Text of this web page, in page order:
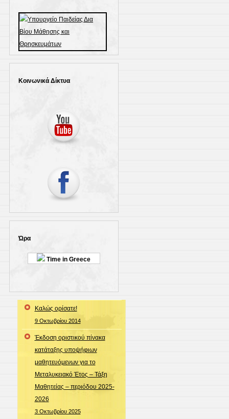
Κοινωνικά Δίκτυα
Ώρα
Time in Greece
Καλώς ορίσατε!
9 Οκτωβρίου 2014
Έκδοση οριστικού πίνακα
κατάταξης υποψήφιων
μαθητευόμενων για το
Μεταλυκειακό Έτος – Τάξη
Μαθητείας – περιόδου 2025-
2026
3 Οκτωβρίου 2025